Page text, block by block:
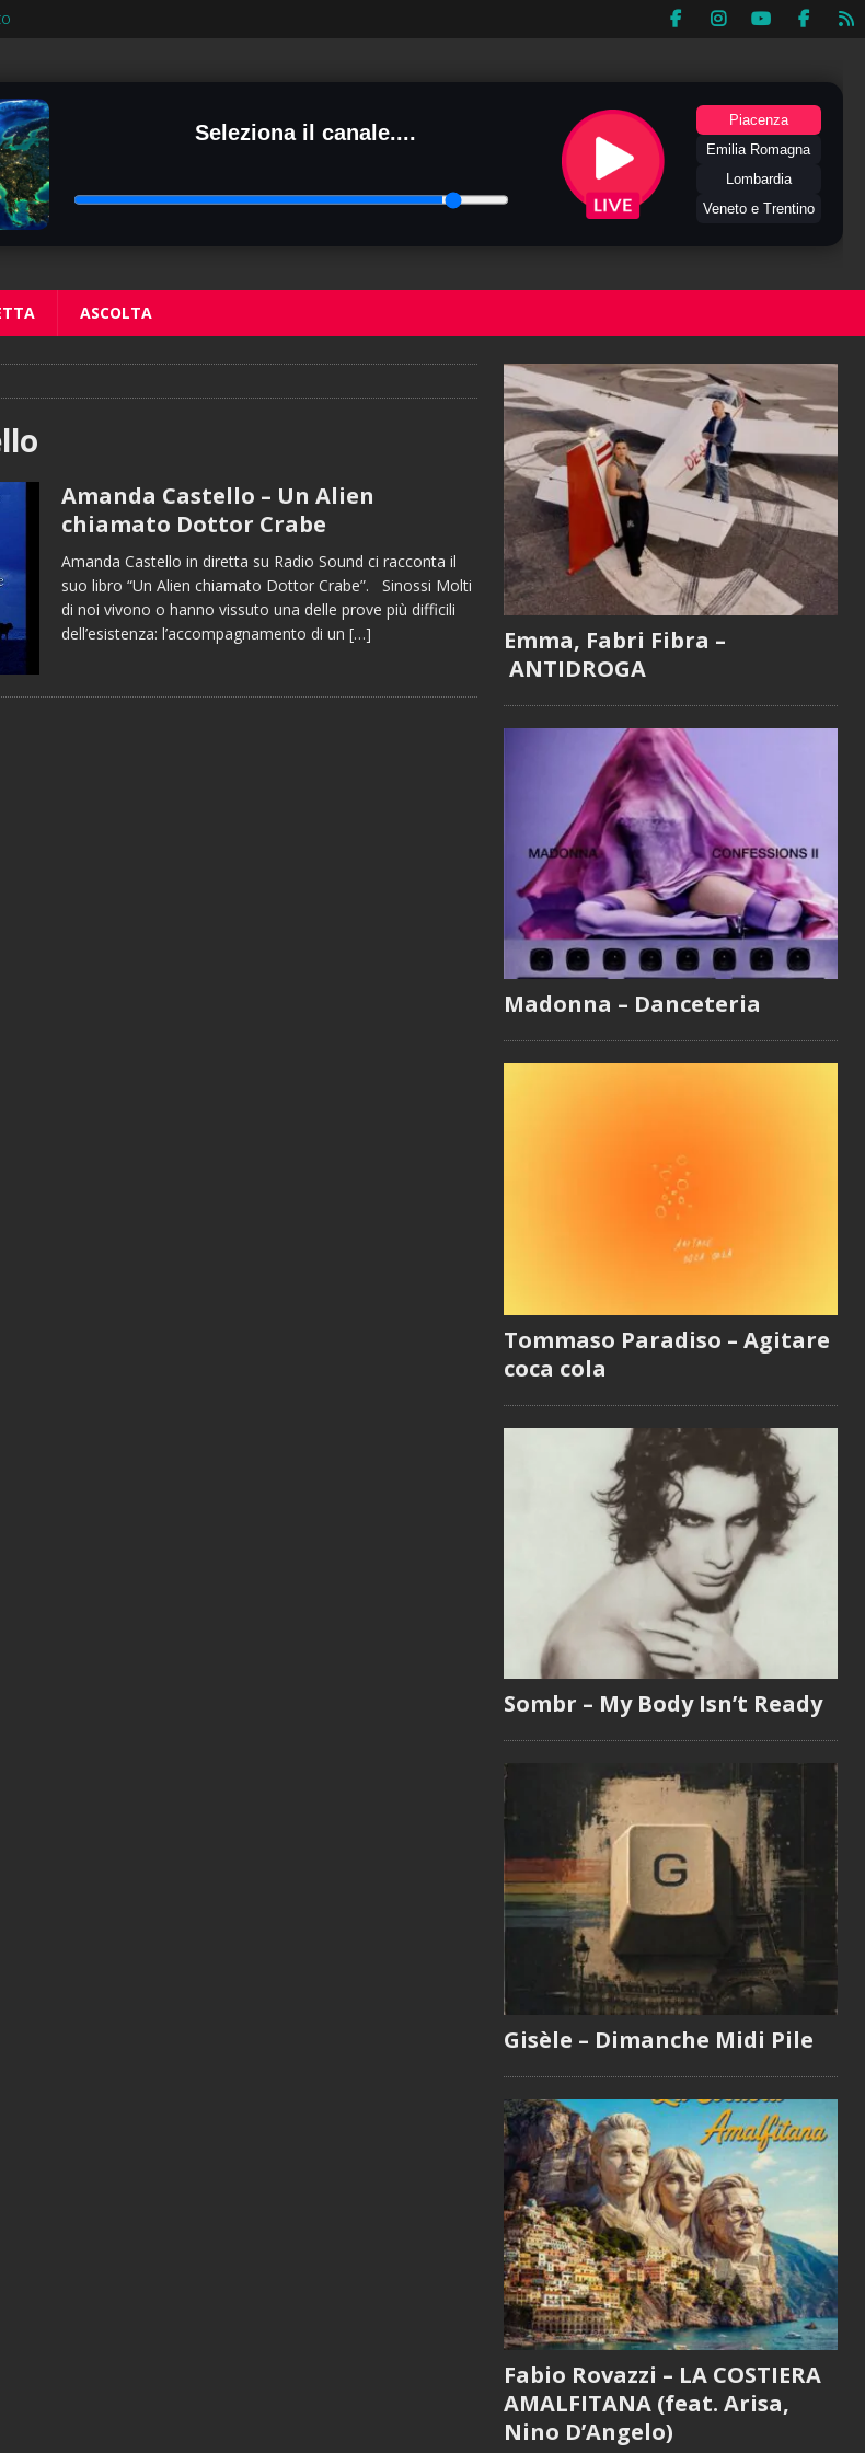
Seleziona il canale....
Piacenza
Emilia Romagna
Lombardia
Veneto e Trentino
ASCOLTA
Amanda Castello – Un Alien
chiamato Dottor Crabe
Amanda Castello in diretta su Radio Sound ci racconta il
suo libro “Un Alien chiamato Dottor Crabe”. Sinossi Molti
di noi vivono o hanno vissuto una delle prove più difficili
dell’esistenza: l’accompagnamento di un […]
Emma, Fabri Fibra –
ANTIDROGA
Madonna – Danceteria
Tommaso Paradiso – Agitare
coca cola
Sombr – My Body Isn’t Ready
Gisèle – Dimanche Midi Pile
Fabio Rovazzi – LA COSTIERA
AMALFITANA (feat. Arisa,
Nino D’Angelo)